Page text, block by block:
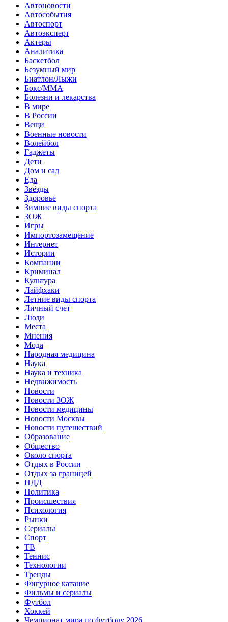
Автоновости
Автособытия
Автоспорт
Автоэксперт
Актеры
Аналитика
Баскетбол
Безумный мир
Биатлон/Лыжи
Бокс/MMA
Болезни и лекарства
В мире
В России
Вещи
Военные новости
Волейбол
Гаджеты
Дети
Дом и сад
Еда
Звёзды
Здоровье
Зимние виды спорта
ЗОЖ
Игры
Импортозамещение
Интернет
Истории
Компании
Криминал
Культура
Лайфхаки
Летние виды спорта
Личный счет
Люди
Места
Мнения
Мода
Народная медицина
Наука
Наука и техника
Недвижимость
Новости
Новости ЗОЖ
Новости медицины
Новости Москвы
Новости путешествий
Образование
Общество
Около спорта
Отдых в России
Отдых за границей
ПДД
Политика
Происшествия
Психология
Рынки
Сериалы
Спорт
ТВ
Теннис
Технологии
Тренды
Фигурное катание
Фильмы и сериалы
Футбол
Хоккей
Чемпионат мира по футболу 2026